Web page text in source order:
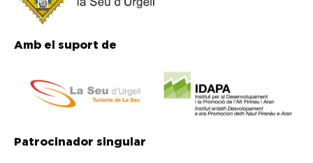
Amb el suport de
Patrocinador singular